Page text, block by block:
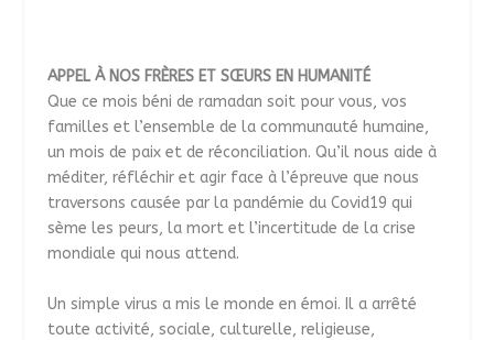
APPEL À NOS FRÈRES ET SŒURS EN HUMANITÉ
Que ce mois béni de ramadan soit pour vous, vos
familles et l’ensemble de la communauté humaine,
un mois de paix et de réconciliation. Qu’il nous aide à
méditer, réfléchir et agir face à l’épreuve que nous
traversons causée par la pandémie du Covid19 qui
sème les peurs, la mort et l’incertitude de la crise
mondiale qui nous attend.
Un simple virus a mis le monde en émoi. Il a arrêté
toute activité, sociale, culturelle, religieuse,